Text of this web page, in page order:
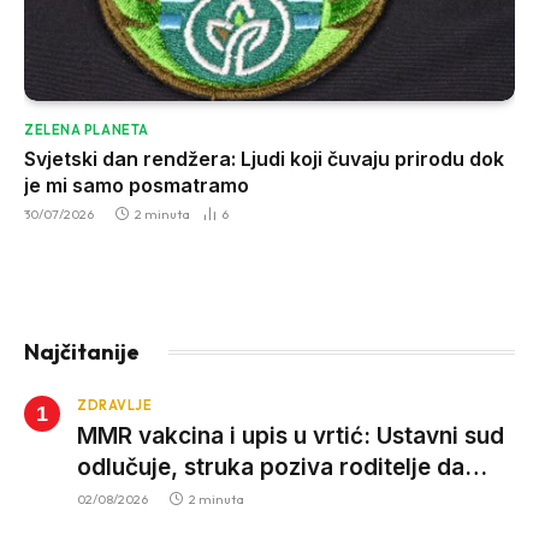
ZELENA PLANETA
Svjetski dan rendžera: Ljudi koji čuvaju prirodu dok
je mi samo posmatramo
30/07/2026 2 minuta 6
Najčitanije
ZDRAVLJE
MMR vakcina i upis u vrtić: Ustavni sud
odlučuje, struka poziva roditelje da
vjeruju nauci
02/08/2026 2 minuta